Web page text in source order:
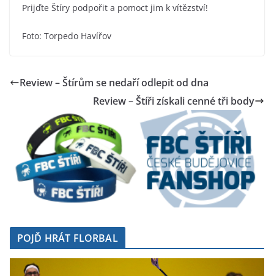
Prijďte Štíry podpořit a pomoct jim k vítězství!
Foto: Torpedo Havířov
Review – Štírům se nedaří odlepit od dna
Review – Štíři získali cenné tři body
POJĎ HRÁT FLORBAL